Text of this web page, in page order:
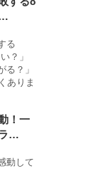
る
？」
る？」
ありま
！一
…
動して